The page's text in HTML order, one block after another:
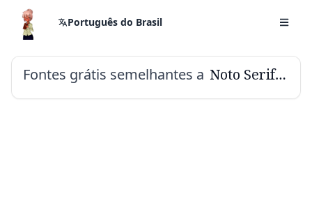
Português do Brasil
Fontes grátis semelhantes a Noto Serif Toto